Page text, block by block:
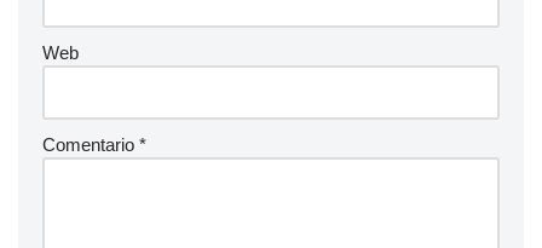
Web
Comentario *